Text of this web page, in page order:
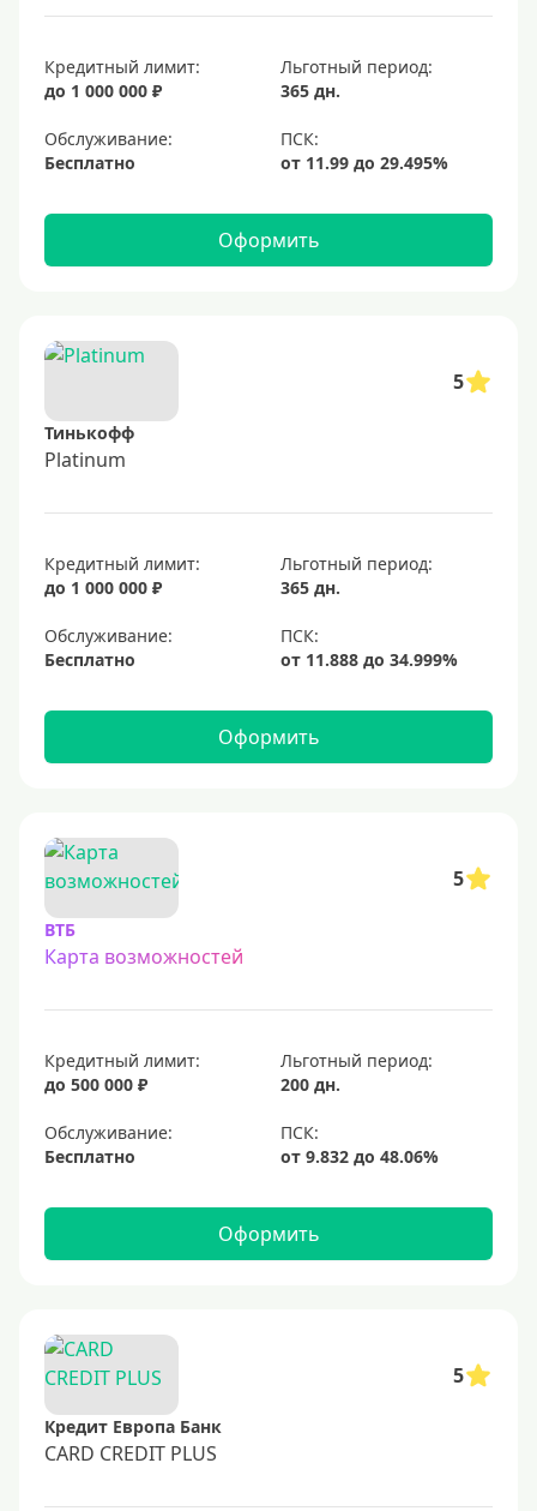
Кредитный лимит:
до 1 000 000 ₽
Льготный период:
365 дн.
Обслуживание:
Бесплатно
Оформить
5
Тинькофф
Platinum
Кредитный лимит:
до 1 000 000 ₽
Льготный период:
365 дн.
Обслуживание:
Бесплатно
Оформить
5
ВТБ
Карта возможностей
Кредитный лимит:
до 500 000 ₽
Льготный период:
200 дн.
Обслуживание:
Бесплатно
Оформить
5
Кредит Европа Банк
CARD CREDIT PLUS